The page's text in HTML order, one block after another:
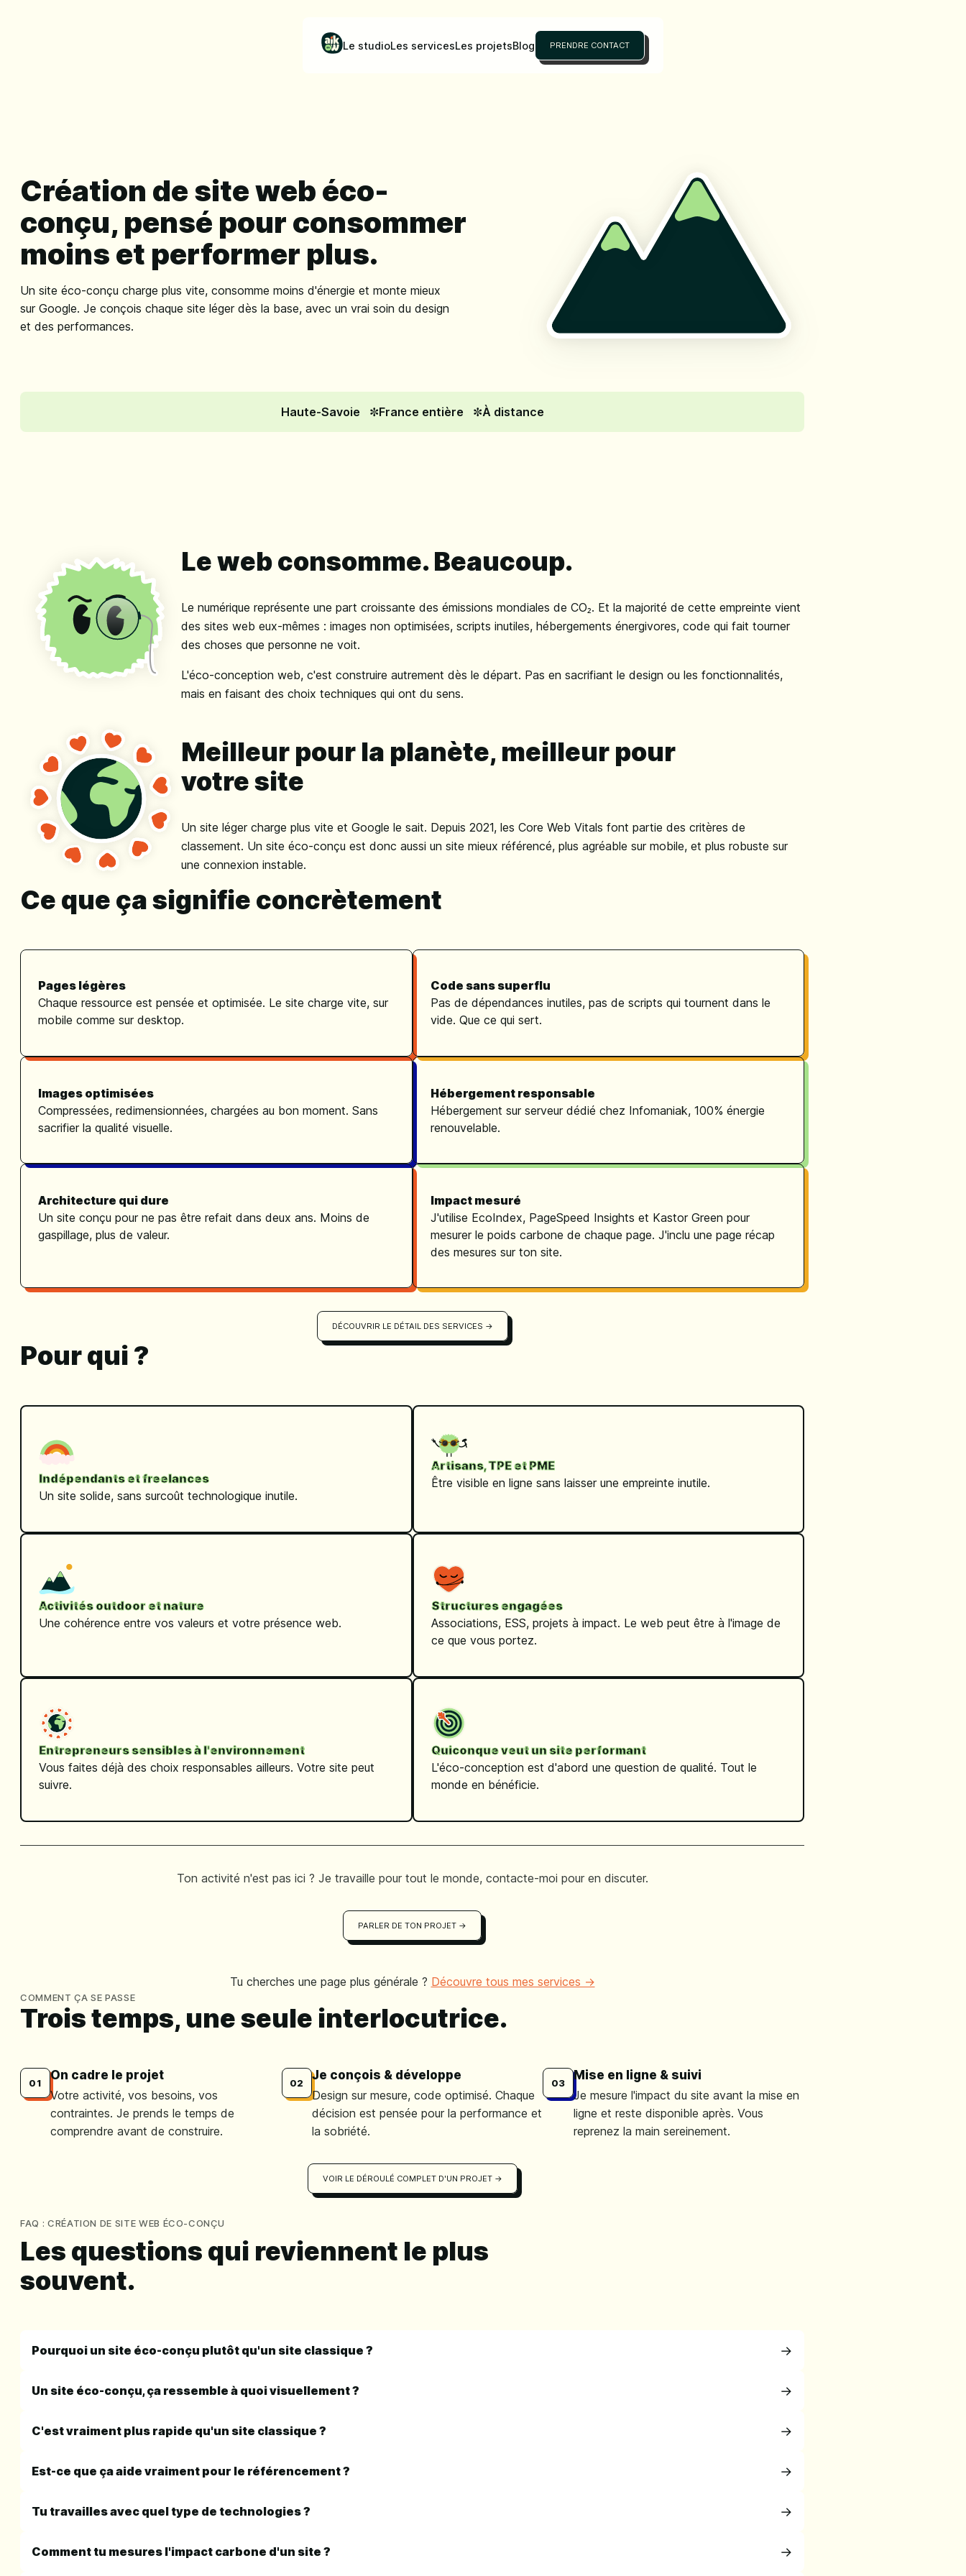
Le studioLes servicesLes projetsBlog PRENDRE CONTACT
Création de site web éco-
conçu, pensé pour consommer
moins et performer plus.
Un site éco-conçu charge plus vite, consomme moins d'énergie et monte mieux
sur Google. Je conçois chaque site léger dès la base, avec un vrai soin du design
et des performances.
Haute-Savoie France entière À distance
Le web consomme. Beaucoup.
Le numérique représente une part croissante des émissions mondiales de CO₂. Et la majorité de cette empreinte vient
des sites web eux-mêmes : images non optimisées, scripts inutiles, hébergements énergivores, code qui fait tourner
des choses que personne ne voit.
L'éco-conception web, c'est construire autrement dès le départ. Pas en sacrifiant le design ou les fonctionnalités,
mais en faisant des choix techniques qui ont du sens.
Meilleur pour la planète, meilleur pour
votre site
Un site léger charge plus vite et Google le sait. Depuis 2021, les Core Web Vitals font partie des critères de
classement. Un site éco-conçu est donc aussi un site mieux référencé, plus agréable sur mobile, et plus robuste sur
une connexion instable.
Ce que ça signifie concrètement
Pages légères
Chaque ressource est pensée et optimisée. Le site charge vite, sur
mobile comme sur desktop.
Code sans superflu
Pas de dépendances inutiles, pas de scripts qui tournent dans le
vide. Que ce qui sert.
Images optimisées
Compressées, redimensionnées, chargées au bon moment. Sans
sacrifier la qualité visuelle.
Hébergement responsable
Hébergement sur serveur dédié chez Infomaniak, 100% énergie
renouvelable.
Architecture qui dure
Un site conçu pour ne pas être refait dans deux ans. Moins de
gaspillage, plus de valeur.
Impact mesuré
J'utilise EcoIndex, PageSpeed Insights et Kastor Green pour
mesurer le poids carbone de chaque page. J'inclu une page récap
des mesures sur ton site.
DÉCOUVRIR LE DÉTAIL DES SERVICES →
Pour qui ?
Indépendants et freelances
Un site solide, sans surcoût technologique inutile.
Artisans, TPE et PME
Être visible en ligne sans laisser une empreinte inutile.
Activités outdoor et nature
Une cohérence entre vos valeurs et votre présence web.
Structures engagées
Associations, ESS, projets à impact. Le web peut être à l'image de
ce que vous portez.
Entrepreneurs sensibles à l'environnement
Vous faites déjà des choix responsables ailleurs. Votre site peut
suivre.
Quiconque veut un site performant
L'éco-conception est d'abord une question de qualité. Tout le
monde en bénéficie.
Ton activité n'est pas ici ? Je travaille pour tout le monde, contacte-moi pour en discuter.
PARLER DE TON PROJET →
Tu cherches une page plus générale ? Découvre tous mes services →
COMMENT ÇA SE PASSE
Trois temps, une seule interlocutrice.
01
On cadre le projet
Votre activité, vos besoins, vos
contraintes. Je prends le temps de
comprendre avant de construire.
02
Je conçois & développe
Design sur mesure, code optimisé. Chaque
décision est pensée pour la performance et
la sobriété.
03
Mise en ligne & suivi
Je mesure l'impact du site avant la mise en
ligne et reste disponible après. Vous
reprenez la main sereinement.
VOIR LE DÉROULÉ COMPLET D'UN PROJET →
FAQ : CRÉATION DE SITE WEB ÉCO-CONÇU
Les questions qui reviennent le plus
souvent.
Pourquoi un site éco-conçu plutôt qu'un site classique ?
Un site éco-conçu, ça ressemble à quoi visuellement ?
C'est vraiment plus rapide qu'un site classique ?
Est-ce que ça aide vraiment pour le référencement ?
Tu travailles avec quel type de technologies ?
Comment tu mesures l'impact carbone d'un site ?